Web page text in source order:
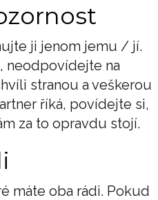
ji jenom jemu / jí.
neodpovídejte na
stranou a veškerou
říká, povídejte si,
za to opravdu stojí.
máte oba rádi. Pokud